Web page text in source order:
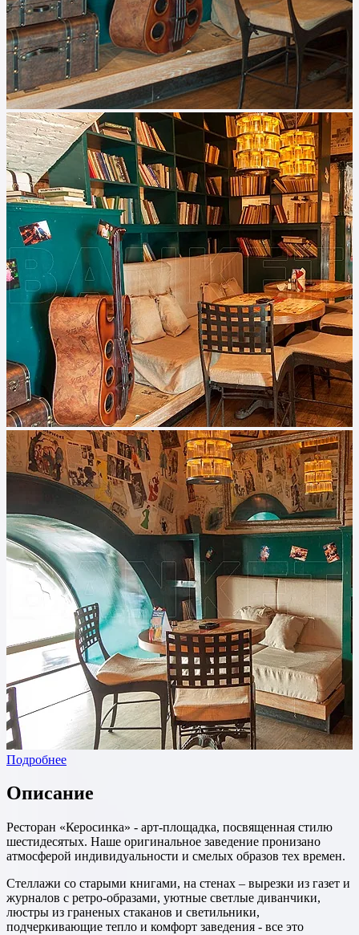
Подробнее
Описание
Ресторан «Керосинка» - арт-площадка, посвященная стилю
шестидесятых. Наше оригинальное заведение пронизано
атмосферой индивидуальности и смелых образов тех времен.
Стеллажи со старыми книгами, на стенах – вырезки из газет и
журналов с ретро-образами, уютные светлые диванчики,
люстры из граненых стаканов и светильники,
подчеркивающие тепло и комфорт заведения - все это